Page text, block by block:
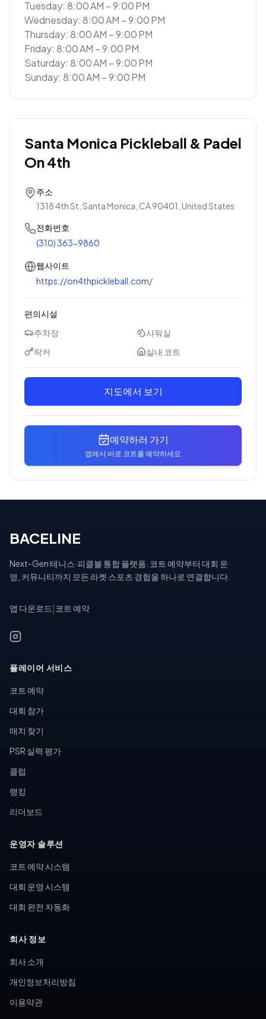
Tuesday: 8:00 AM – 9:00 PM
Wednesday: 8:00 AM – 9:00 PM
Thursday: 8:00 AM – 9:00 PM
Friday: 8:00 AM – 9:00 PM
Saturday: 8:00 AM – 9:00 PM
Sunday: 8:00 AM – 9:00 PM
Santa Monica Pickleball & Padel
On 4th
주소
1318 4th St, Santa Monica, CA 90401, United States
전화번호
(310) 363-9860
웹사이트
https://on4thpickleball.com/
편의시설
주차장
샤워실
락커
실내 코트
지도에서 보기
예약하러 가기
앱에서 바로 코트를 예약하세요
BACELINE
Next-Gen 테니스·피클볼 통합 플랫폼. 코트 예약부터 대회 운
영, 커뮤니티까지 모든 라켓 스포츠 경험을 하나로 연결합니다.
앱 다운로드 코트 예약
플레이어 서비스
코트 예약
대회 참가
매치 찾기
PSR 실력 평가
클럽
랭킹
리더보드
운영자 솔루션
코트 예약 시스템
대회 운영 시스템
대회 완전 자동화
회사 정보
회사 소개
개인정보처리방침
이용약관